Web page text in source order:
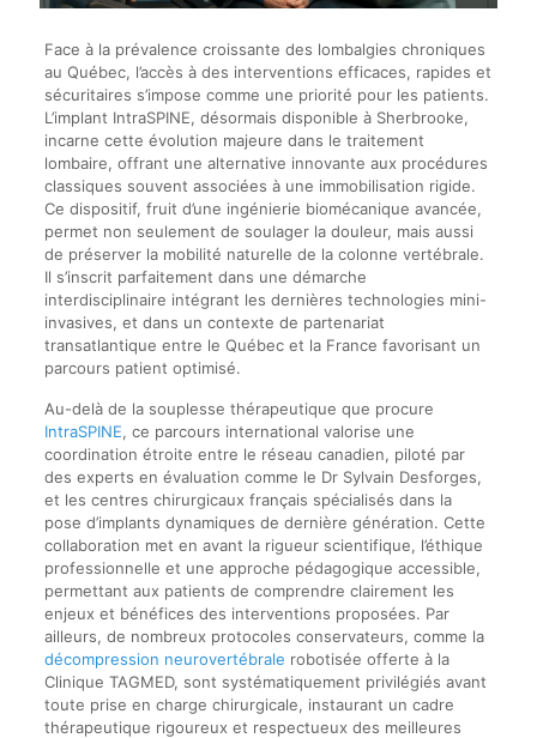
Face à la prévalence croissante des lombalgies chroniques
au Québec, l’accès à des interventions efficaces, rapides et
sécuritaires s’impose comme une priorité pour les patients.
L’implant IntraSPINE, désormais disponible à Sherbrooke,
incarne cette évolution majeure dans le traitement
lombaire, offrant une alternative innovante aux procédures
classiques souvent associées à une immobilisation rigide.
Ce dispositif, fruit d’une ingénierie biomécanique avancée,
permet non seulement de soulager la douleur, mais aussi
de préserver la mobilité naturelle de la colonne vertébrale.
Il s’inscrit parfaitement dans une démarche
interdisciplinaire intégrant les dernières technologies mini-
invasives, et dans un contexte de partenariat
transatlantique entre le Québec et la France favorisant un
parcours patient optimisé.
Au-delà de la souplesse thérapeutique que procure
IntraSPINE, ce parcours international valorise une
coordination étroite entre le réseau canadien, piloté par
des experts en évaluation comme le Dr Sylvain Desforges,
et les centres chirurgicaux français spécialisés dans la
pose d’implants dynamiques de dernière génération. Cette
collaboration met en avant la rigueur scientifique, l’éthique
professionnelle et une approche pédagogique accessible,
permettant aux patients de comprendre clairement les
enjeux et bénéfices des interventions proposées. Par
ailleurs, de nombreux protocoles conservateurs, comme la
décompression neurovertébrale robotisée offerte à la
Clinique TAGMED, sont systématiquement privilégiés avant
toute prise en charge chirurgicale, instaurant un cadre
thérapeutique rigoureux et respectueux des meilleures